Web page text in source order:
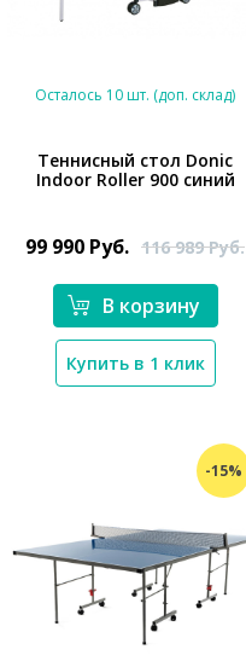
Осталось 10 шт. (доп. склад)
Теннисный стол Donic
Indoor Roller 900 синий
99 990 Руб. 116 989Руб.
В корзину
Купить в 1 клик
-15%